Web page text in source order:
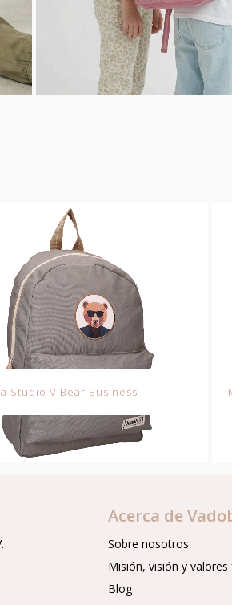
Studio V Bear Business
Acerca de
Sobre nosotros
Misión, visión y
Blog